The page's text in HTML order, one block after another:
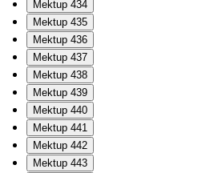
Mektup 434
Mektup 435
Mektup 436
Mektup 437
Mektup 438
Mektup 439
Mektup 440
Mektup 441
Mektup 442
Mektup 443